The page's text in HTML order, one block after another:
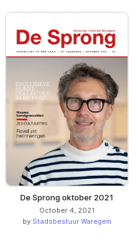
De Sprong oktober 2021
October 4, 2021
by Stadsbestuur Waregem